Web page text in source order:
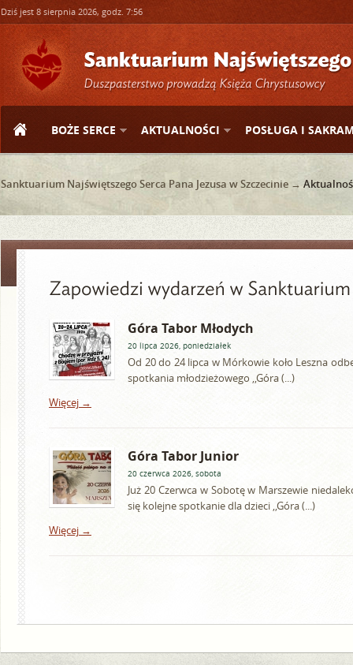
Dziś jest 8 sierpnia 2026, godz. 7:56
BOŻE SERCE AKTUALNOŚCI POSŁUGA I
Sanktuarium Najświętszego Serca Pana Jezusa w Szczecinie →
Góra Tabor Młodych
20 lipca 2026, poniedziałek
Od 20 do 24 lipca w Mórkowie koło Leszna
spotkania młodzieżowego ,,Góra (...)
Więcej →
Góra Tabor Junior
20 czerwca 2026, sobota
Już 20 Czerwca w Sobotę w Marszewie
się kolejne spotkanie dla dzieci ,,Góra (...)
Więcej →